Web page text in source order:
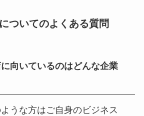
ついてのよくある質問
向いているのはどんな企業
うな方はご自身のビジネス